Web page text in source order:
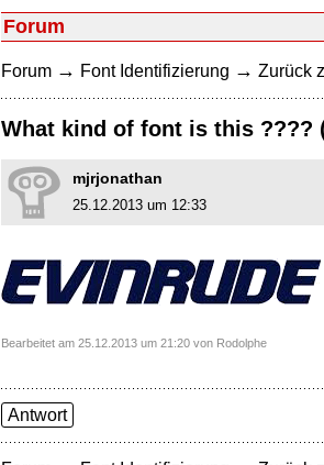
Forum
Forum → Font Identifizierung → Zurück
What kind of font is this ????
mjrjonathan
25.12.2013 um 12:33
Bearbeitet am 25.12.2013 um 21:20 von Rodolphe
Antwort